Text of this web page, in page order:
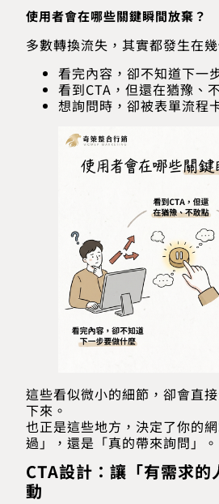
使用者會在哪些關鍵瞬間放棄？
多數轉換流失，其實都發生在
看完內容，卻不知道下一
看到CTA，但還在猶豫、
想詢問時，卻被表單流程
這些看似微小的細節，卻會直
下來。
也正是這些地方，決定了你的
過」，還是「真的帶來詢問」。
CTA設計：讓「有需求的
動